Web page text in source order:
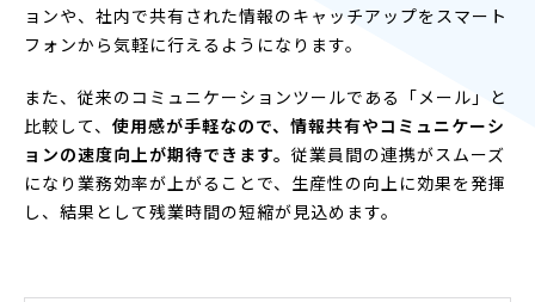
ョンや、社内で共有された情報のキャッチアップをスマート
フォンから気軽に行えるようになります。
また、従来のコミュニケーションツールである「メール」と
比較して、 使用感が手軽なので、情報共有やコミュニケーシ
ョンの速度向上が期待できます。 従業員間の連携がスムーズ
になり業務効率が上がることで、生産性の向上に効果を発揮
し、結果として残業時間の短縮が見込めます。